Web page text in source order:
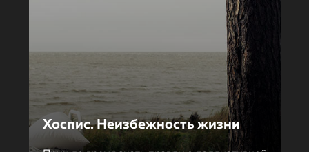
Хоспис. Неизбежность жизни